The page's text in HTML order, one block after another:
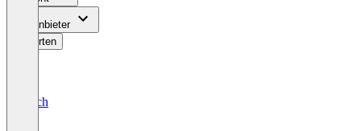
Für Anbieter
Bewerten
Deutsch